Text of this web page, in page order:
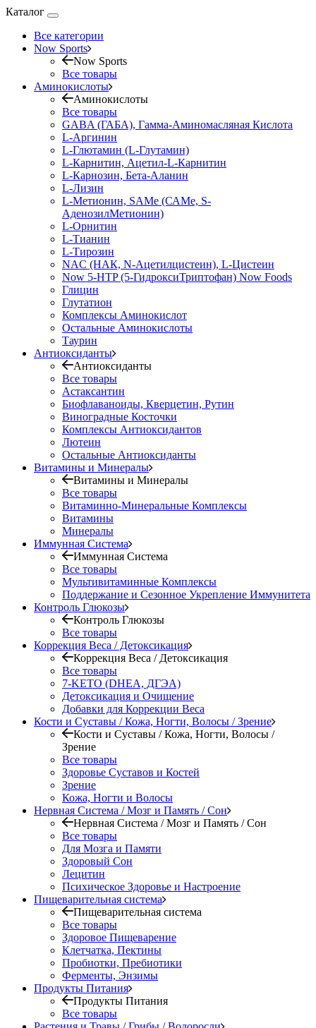
Каталог
Все категории
Now Sports
Now Sports
Все товары
Аминокислоты
Аминокислоты
Все товары
GABA (ГАБА), Гамма-Аминомасляная Кислота
L-Аргинин
L-Глютамин (L-Глутамин)
L-Карнитин, Ацетил-L-Карнитин
L-Карнозин, Бета-Аланин
L-Лизин
L-Метионин, SAMe (САМе, S-
АденозилМетионин)
L-Орнитин
L-Тианин
L-Тирозин
NAC (НАК, N-Ацетилцистеин), L-Цистеин
Now 5-HTP (5-ГидроксиТриптофан) Now Foods
Глицин
Глутатион
Комплексы Аминокислот
Остальные Аминокислоты
Таурин
Антиоксиданты
Антиоксиданты
Все товары
Астаксантин
Биофлаваноиды, Кверцетин, Рутин
Виноградные Косточки
Комплексы Антиоксидантов
Лютеин
Остальные Антиоксиданты
Витамины и Минералы
Витамины и Минералы
Все товары
Витаминно-Минеральные Комплексы
Витамины
Минералы
Иммунная Система
Иммунная Система
Все товары
Мультивитаминные Комплексы
Поддержание и Сезонное Укрепление Иммунитета
Контроль Глюкозы
Контроль Глюкозы
Все товары
Коррекция Веса / Детоксикация
Коррекция Веса / Детоксикация
Все товары
7-KETO (DHEA, ДГЭА)
Детоксикация и Очищение
Добавки для Коррекции Веса
Кости и Суставы / Кожа, Ногти, Волосы / Зрение
Кости и Суставы / Кожа, Ногти, Волосы /
Зрение
Все товары
Здоровье Суставов и Костей
Зрение
Кожа, Ногти и Волосы
Нервная Система / Мозг и Память / Сон
Нервная Система / Мозг и Память / Сон
Все товары
Для Мозга и Памяти
Здоровый Сон
Лецитин
Психическое Здоровье и Настроение
Пищеварительная система
Пищеварительная система
Все товары
Здоровое Пищеварение
Клетчатка, Пектины
Пробиотки, Пребиотики
Ферменты, Энзимы
Продукты Питания
Продукты Питания
Все товары